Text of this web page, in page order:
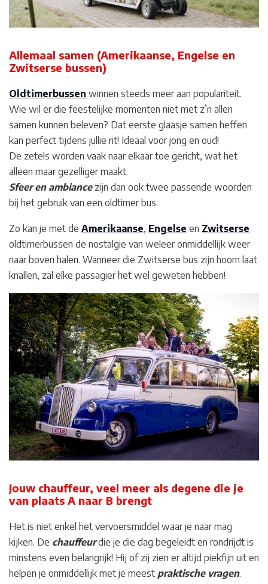
Allemaal samen (Amerikaanse, Engelse en
Zwitserse bussen)
Oldtimerbussen winnen steeds meer aan populariteit.
Wie wil er die feestelijke momenten niet met z’n allen
samen kunnen beleven? Dat eerste glaasje samen heffen
kan perfect tijdens jullie rit! Ideaal voor jong en oud!
De zetels worden vaak naar elkaar toe gericht, wat het
alleen maar gezelliger maakt.
Sfeer en ambiancezijn dan ook twee passende woorden
bij het gebruik van een oldtimer bus.
Zo kan je met de Amerikaanse, Engelse en Zwitserse
oldtimerbussen de nostalgie van weleer onmiddellijk weer
naar boven halen. Wanneer die Zwitserse bus zijn hoorn laat
knallen, zal elke passagier het wel geweten hebben!
Jouw chauffeur, veel meer als degene die je
van plaats A naar B brengt
Het is niet enkel het vervoersmiddel waar je naar mag
kijken. De chauffeurdie je die dag begeleidt en rondrijdt is
minstens even belangrijk! Hij of zij zien er altijd piekfijn uit en
helpen je onmiddellijk met je meest praktische vragen.